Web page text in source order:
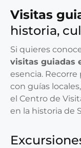
Visitas
historia,
Si quieres
visitas guiadas
esencia.
con guías
el Centro de
en la historia de